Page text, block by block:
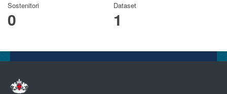
Sostenitori
0
Dataset
1